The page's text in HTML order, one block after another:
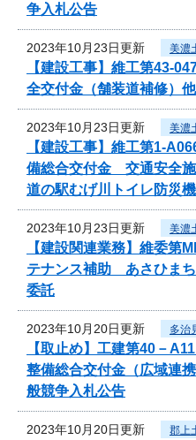
争入札公告
2023年10月23日更新 美濃
【建設工事】維工第43-
全交付金（舗装道補修）
2023年10月23日更新 美濃
【建設工事】維工第1-
備総合交付金 交通安全施
道の駅むげ川トイレ防災
2023年10月23日更新 美濃
【建設関連業務】維委第
テナンス補助 あさひま
委託
2023年10月20日更新 多治
【取止め】工建第40－
整備総合交付金（広域連
般競争入札公告
2023年10月20日更新 郡上